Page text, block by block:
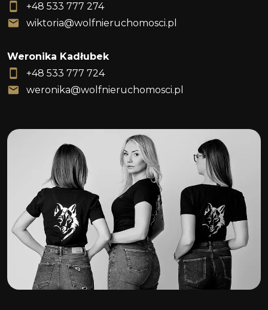
+48 533 777 274
wiktoria@wolfnieruchomosci.pl
Weronika Kadłubek
+48 533 777 724
weronika@wolfnieruchomosci.pl